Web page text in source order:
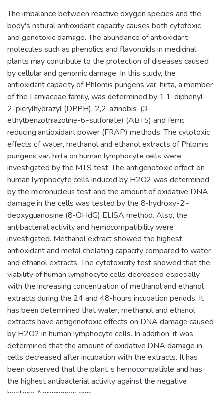
The imbalance between reactive oxygen species and the
body's natural antioxidant capacity causes both cytotoxic
and genotoxic damage. The abundance of antioxidant
molecules such as phenolics and flavonoids in medicinal
plants may contribute to the protection of diseases caused
by cellular and genomic damage. In this study, the
antioxidant capacity of Phlomis pungens var. hirta, a member
of the Lamiaceae family, was determined by 1,1-diphenyl-
2-picrylhydrazyl (DPPH), 2,2-azinobis-(3-
ethylbenzothiazoline-6-sulfonate) (ABTS) and ferric
reducing antioxidant power (FRAP) methods. The cytotoxic
effects of water, methanol and ethanol extracts of Phlomis
pungens var. hirta on human lymphocyte cells were
investigated by the MTS test. The antigenotoxic effect on
human lymphocyte cells induced by H2O2 was determined
by the micronucleus test and the amount of oxidative DNA
damage in the cells was tested by the 8-hydroxy-2'-
deoxyguanosine (8-OHdG) ELISA method. Also, the
antibacterial activity and hemocompatibility were
investigated. Methanol extract showed the highest
antioxidant and metal chelating capacity compared to water
and ethanol extracts. The cytotoxicity test showed that the
viability of human lymphocyte cells decreased especially
with the increasing concentration of methanol and ethanol
extracts during the 24 and 48-hours incubation periods. It
has been determined that water, methanol and ethanol
extracts have antigenotoxic effects on DNA damage caused
by H2O2 in human lymphocyte cells. In addition, it was
determined that the amount of oxidative DNA damage in
cells decreased after incubation with the extracts. It has
been observed that the plant is hemocompatible and has
the highest antibacterial activity against the negative